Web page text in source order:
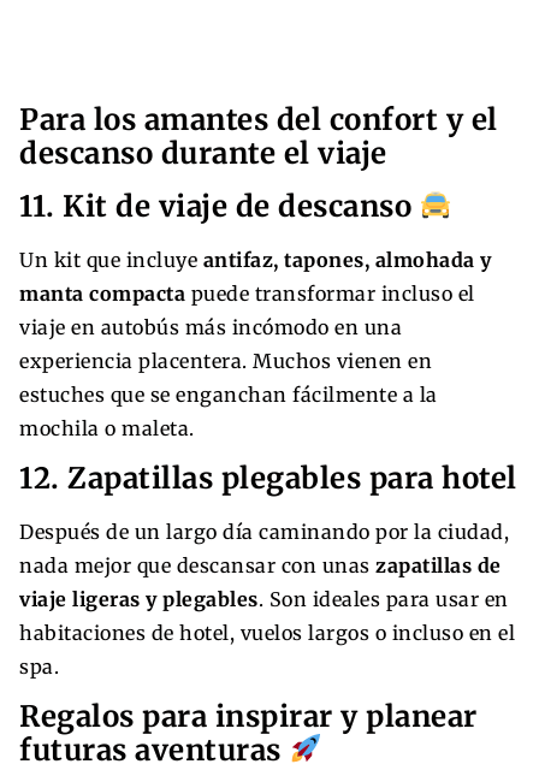
Para los amantes del confort y el
descanso durante el viaje
11. Kit de viaje de descanso
Un kit que incluye antifaz, tapones, almohada y
manta compacta puede transformar incluso el
viaje en autobús más incómodo en una
experiencia placentera. Muchos vienen en
estuches que se enganchan fácilmente a la
mochila o maleta.
12. Zapatillas plegables para hotel
Después de un largo día caminando por la ciudad,
nada mejor que descansar con unas zapatillas de
viaje ligeras y plegables. Son ideales para usar en
habitaciones de hotel, vuelos largos o incluso en el
spa.
Regalos para inspirar y planear
futuras aventuras